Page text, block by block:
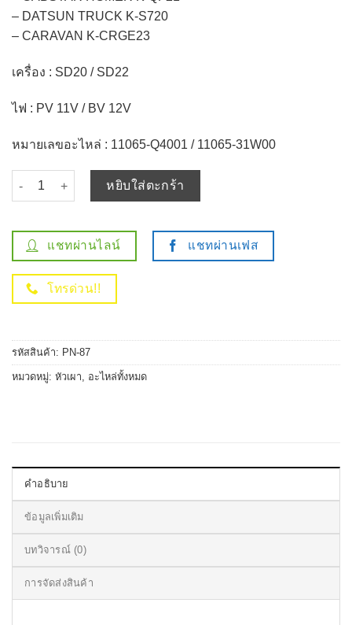
– DATSUN TRUCK K-S720
– CARAVAN K-CRGE23
เครื่อง : SD20 / SD22
ไฟ : PV 11V / BV 12V
หมายเลขอะไหล่ : 11065-Q4001 / 11065-31W00
จำนวน หัวเผา PN-87 - NISSAN CEDRIC / DATSUN SD20 SD22
หยิบใส่ตะกร้า
แชทผ่านไลน์ แชทผ่านเฟส
โทรด่วน!!
รหัสสินค้า: PN-87
หมวดหมู่: หัวเผา อะไหล่ทั้งหมด
คำอธิบาย
ข้อมูลเพิ่มเติม
บทวิจารณ์ (0)
การจัดส่งสินค้า